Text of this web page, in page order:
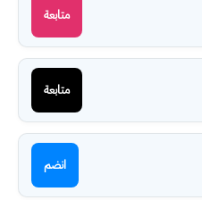
متابعة
متابعة
انضم